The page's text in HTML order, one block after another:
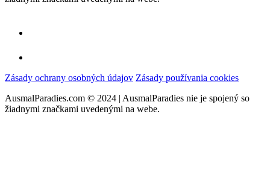
Zásady ochrany osobných údajov Zásady používania cookies
AusmalParadies.com © 2024 | AusmalParadies nie je spojený so
žiadnymi značkami uvedenými na webe.